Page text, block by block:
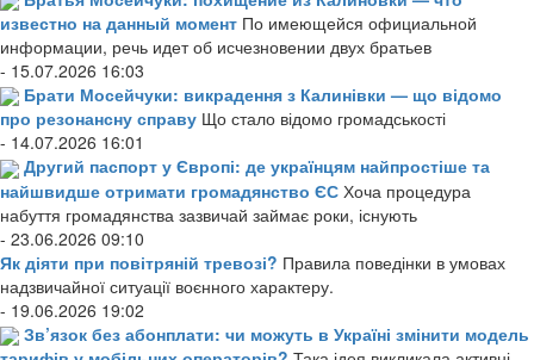
известно на данный момент По имеющейся официальной
информации, речь идет об исчезновении двух братьев
- 15.07.2026 16:03
Брати Мосейчуки: викрадення з Калинівки — що відомо
про резонансну справу Що стало відомо громадськості
- 14.07.2026 16:01
Другий паспорт у Європі: де українцям найпростіше та
найшвидше отримати громадянство ЄС Хоча процедура
набуття громадянства зазвичай займає роки, існують
- 23.06.2026 09:10
Як діяти при повітряній тревозі? Правила поведінки в умовах
надзвичайної ситуації воєнного характеру.
- 19.06.2026 19:02
Зв’язок без абонплати: чи можуть в Україні змінити модель